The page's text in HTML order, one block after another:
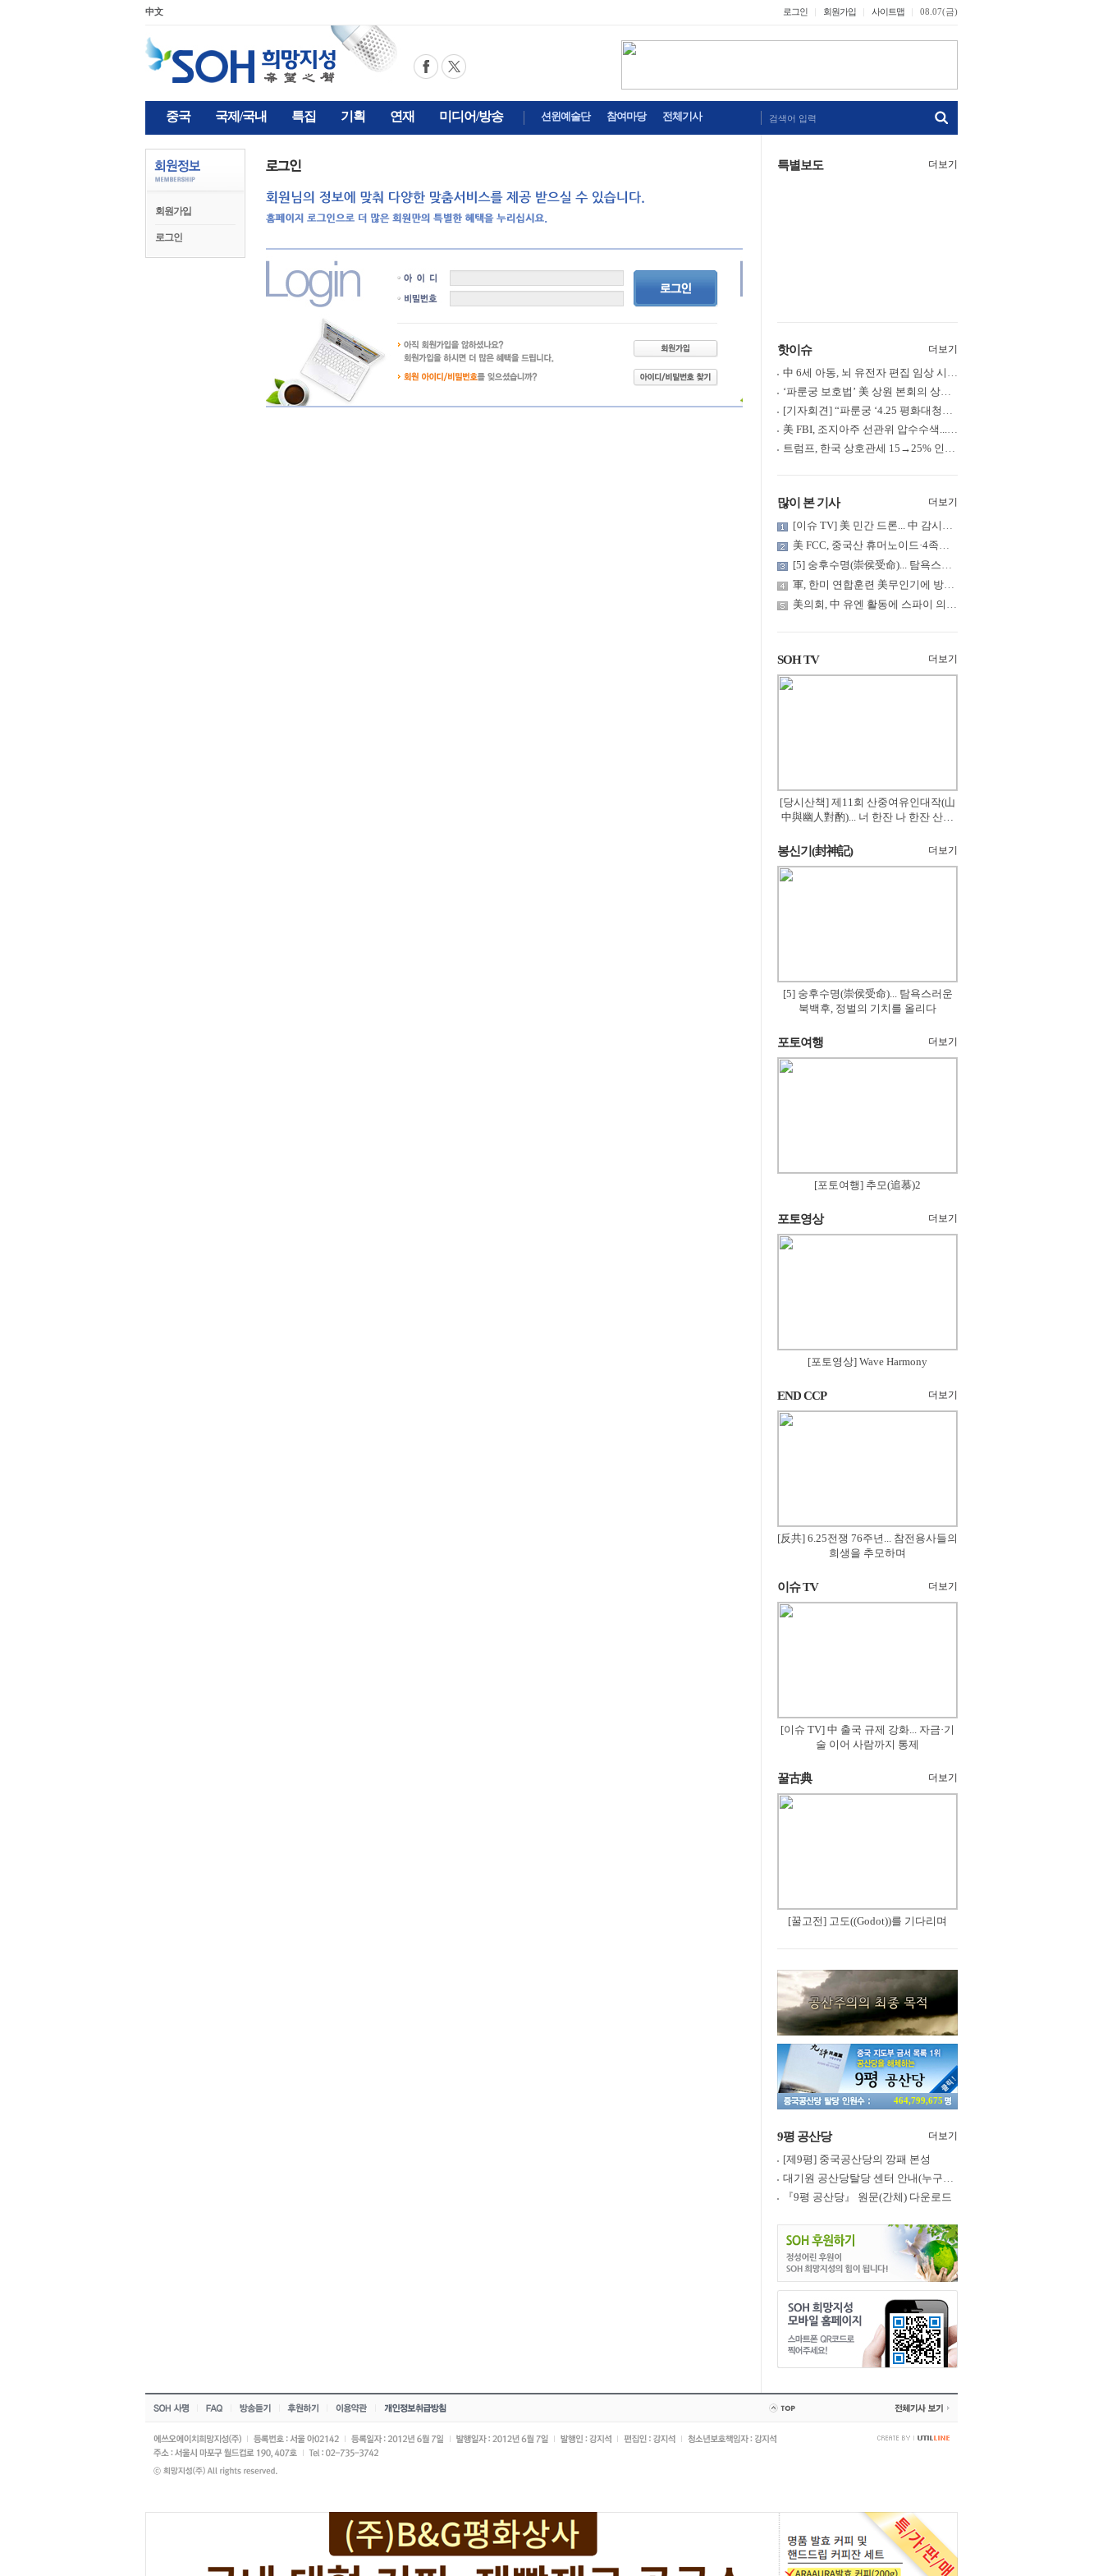
中文 로그인 회원가입 사이트맵 08.07(금)
중국 국제/국내 특집 기획 연재 미디어/방송 션윈예술단 참여마당 전체기사 검색어 입력
회원가입
로그인
특별보도 더보기
핫이슈 더보기
中 6세 아동, 뇌 유전자 편집 임상 시험 중 사망... 의료진 1년간 ....
‘파룬궁 보호법’ 美 상원 본회의 상정... 최종 입법 ‘초읽기’
[기자회견] “파룬궁 ‘4.25 평화대청원’ 기념 & 중공의 션윈 공연 .....
美 FBI, 조지아주 선관위 압수수색... 트럼프 “부정선거 증거 확보....
트럼프, 한국 상호관세 15→25% 인상... “韓 국회 무력합의 미비준”....
많이 본 기사 더보기
[이슈 TV] 美 민간 드론... 中 감시망 뚫고 군함 근접 촬영
美 FCC, 중국산 휴머노이드·4족보행 로봇·전력 인버터 신규 수입 .....
[5] 숭후수명(崇侯受命)... 탐욕스러운 북백후, 정벌의 기치를 올.....
軍, 한미 연합훈련 美무인기에 방공태세 발령... 왜?
美의회, 中 유엔 활동에 스파이 의혹 제기
SOH TV 더보기
[당시산책] 제11회 산중여유인대작(山
中與幽人對酌)... 너 한잔 나 한잔 산의
봉신기(封神記) 더보기
[5] 숭후수명(崇侯受命)... 탐욕스러운
북백후, 정벌의 기치를 올리다
포토여행 더보기
[포토여행] 추모(追慕)2
포토영상 더보기
[포토영상] Wave Harmony
END CCP 더보기
[反共] 6.25전쟁 76주년... 참전용사들의
희생을 추모하며
이슈 TV 더보기
[이슈 TV] 中 출국 규제 강화... 자금·기
술 이어 사람까지 통제
꿀古典 더보기
[꿀고전] 고도((Godot))를 기다리며
464,799,675
9평 공산당 더보기
[제9평] 중국공산당의 깡패 본성
대기원 공산당탈당 센터 안내(누구나 쉽게 退黨, 退團, 退隊 가능)
『9평 공산당』 원문(간체) 다운로드